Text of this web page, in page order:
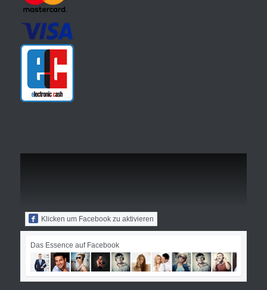
Klicken um Facebook zu aktivieren
Das Essence auf Facebook